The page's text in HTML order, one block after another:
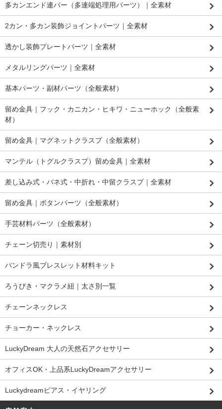
多カンエンド連バー（多連端処理用パーツ）｜全素材
2カン・多カン装飾ジョイントパーツ｜全素材
透かし装飾プレートパーツ｜全素材
メタルリングパーツ｜全素材
基本パーツ・副材パーツ（全般素材）
留め金具｜フック・カニカン・ヒキワ・ニューホック（全般素
材）
留め金具｜マグネットクラスプ（全般素材）
マンテル（トグルクラスプ）留め金具｜全素材
差し込み式・バネ式・中折れ・中留クラスプ｜全素材
留め金具｜ボタンパーツ（全般素材）
手芸材料パーツ（全般素材）
チェーン切売り｜素材別
パンドラ風ブレスレット材料キット
ろうびき・マクラメ紐｜太さ別一覧
チェーンネックレス
チョーカー・ネックレス
LuckyDream 大人の天然石アクセサリー
オフィスOK・上品系LuckyDreamアクセサリー
Luckydreamピアス・イヤリング